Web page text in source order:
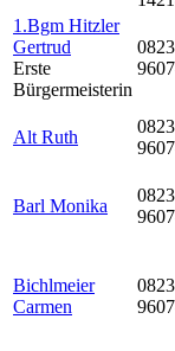
1.Bgm Hitzler
Gertrud
Erste
Bürgermeisterin
Alt Ruth
Barl Monika
Bichlmeier
Carmen